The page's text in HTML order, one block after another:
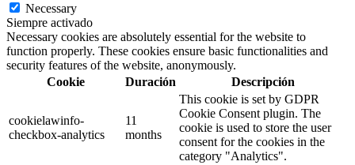
Necessary
Siempre activado
Necessary cookies are absolutely essential for the website to
function properly. These cookies ensure basic functionalities and
security features of the website, anonymously.
Cookie
Duración Descripción
cookielawinfo-
checkbox-analytics
11
months
This cookie is set by GDPR
Cookie Consent plugin. The
cookie is used to store the user
consent for the cookies in the
category "Analytics".